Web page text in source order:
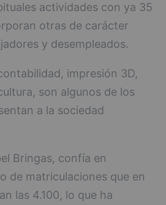
actividades con ya 35
otras de carácter
y desempleados.
impresión 3D,
son algunos de los
a la sociedad
Bringas, confía en
de matriculaciones que en
las 4.100, lo que ha